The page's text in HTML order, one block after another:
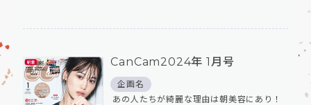
CanCam2024年 1月号
企画名
あの人たちが綺麗な理由は朝美容にあり！